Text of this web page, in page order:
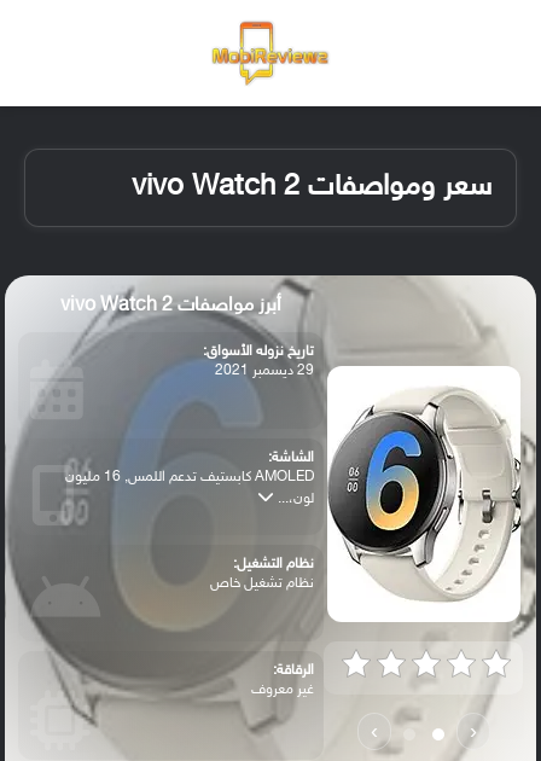
سعر ومواصفات vivo Watch 2
‹
›
أبرز مواصفات vivo Watch 2
تاريخ نزوله الأسواق:
29 ديسمبر 2021
الشاشة:
AMOLED كابستيف تدعم اللمس, 16 مليون
لون،...
نظام التشغيل:
نظام تشغيل خاص
الرقاقة:
غير معروف